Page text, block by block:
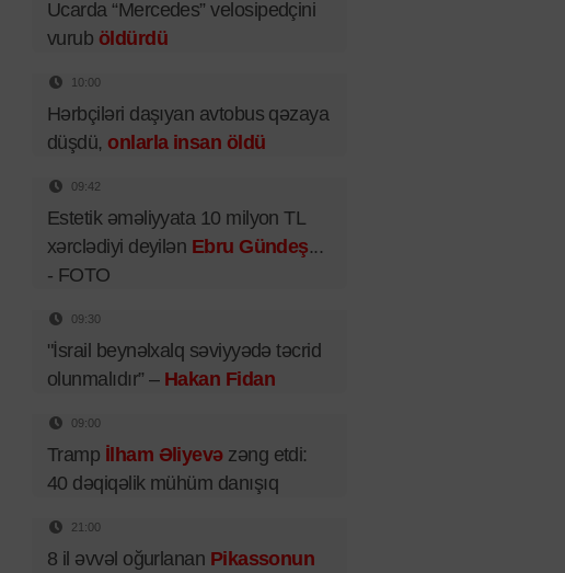
Ucarda “Mercedes” velosipedçini
vurub öldürdü
10:00
Hərbçiləri daşıyan avtobus qəzaya
düşdü, onlarla insan öldü
09:42
Estetik əməliyyata 10 milyon TL
xərclədiyi deyilən Ebru Gündeş...
- FOTO
09:30
"İsrail beynəlxalq səviyyədə təcrid
olunmalıdır” – Hakan Fidan
09:00
Tramp İlham Əliyevəzəng etdi:
40 dəqiqəlik mühüm danışıq
21:00
8 il əvvəl oğurlanan Pikassonun